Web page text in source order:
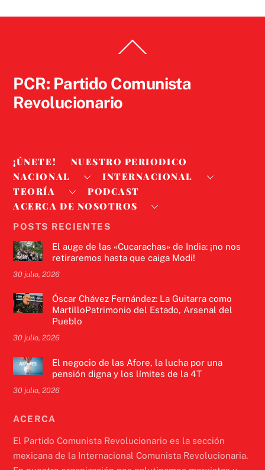
To
PCR: Partido Comunista
Revolucionario
¡ÚNETE!
NUESTRO PERIODICO
NACIONAL
INTERNACIONAL
TEORÍA
PODCAST
ACERCA DE NOSOTROS
POSTS RECIENTES
El auge de las «Cucarachas» de India: ¡no nos
retiraremos hasta que caiga Modi!
30 julio, 2026
Óscar Chávez Fernández: La Guitarra como
MartilloPatrimonio del Estado, Arsenal del
Pueblo
30 julio, 2026
El negocio de las Afore, la lucha por una
pensión digna y los límites de la 4T
30 julio, 2026
ACERCA
El Partido Comunista Revolucionario es la sección
mexicana de la Internacional Comunista Revolucionaria.